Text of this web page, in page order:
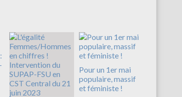
Pour un 1er mai
populaire, massif
et féministe !